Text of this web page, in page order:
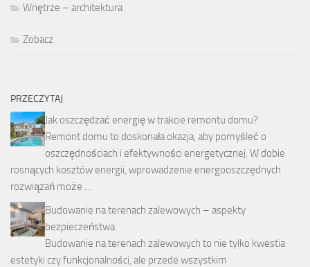
Wnętrze – architektura
Zobacz
PRZECZYTAJ
Jak oszczędzać energię w trakcie remontu domu?
Remont domu to doskonała okazja, aby pomyśleć o
oszczędnościach i efektywności energetycznej. W dobie
rosnących kosztów energii, wprowadzenie energooszczędnych
rozwiązań może …
Budowanie na terenach zalewowych – aspekty
bezpieczeństwa
Budowanie na terenach zalewowych to nie tylko kwestia
estetyki czy funkcjonalności, ale przede wszystkim